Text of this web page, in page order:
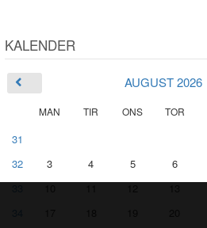
KALENDER
AUGUST 2026
MAN TIR ONS TOR
31
32
3 4 5 6